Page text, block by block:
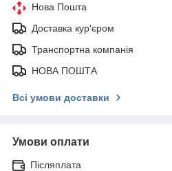
Нова Пошта
Доставка кур'єром
Транспортна компанія
НОВА ПОШТА
Всі умови доставки
Умови оплати
Післяплата